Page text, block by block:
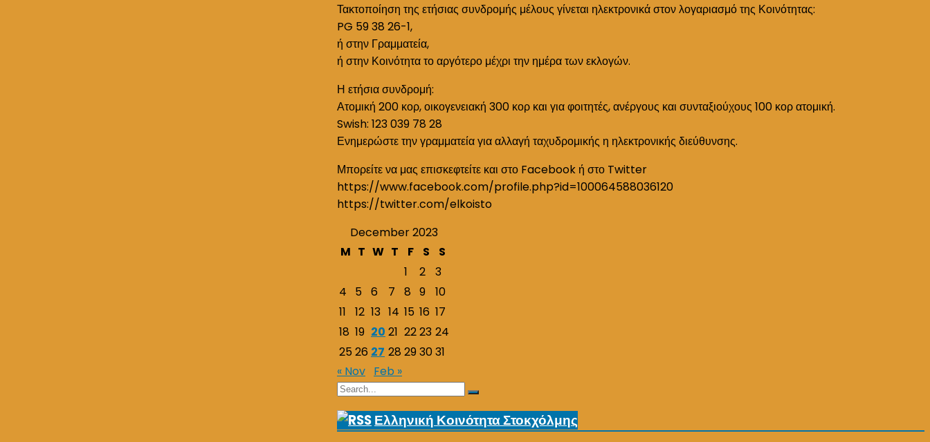
Τακτοποίηση της ετήσιας συνδρομής μέλους γίνεται ηλεκτρονικά στον λογαριασμό της Κοινότητας:
PG 59 38 26-1,
ή στην Γραμματεία,
ή στην Κοινότητα το αργότερο μέχρι την ημέρα των εκλογών.
Η ετήσια συνδρομή:
Ατομική 200 κορ, οικογενειακή 300 κορ και για φοιτητές, ανέργους και συνταξιούχους 100 κορ ατομική.
Swish: 123 039 78 28
Ενημερώστε την γραμματεία για αλλαγή ταχυδρομικής η ηλεκτρονικής διεύθυνσης.
Μπορείτε να μας επισκεφτείτε και στο Facebook ή στο Twitter
https://www.facebook.com/profile.php?id=100064588036120
https://twitter.com/elkoisto
December 2023
M T W T F S
S
1
2
3
4
5 6 7 8 9
10
11
12 13 14 15 16 17
18 19 20 21 2223 24
2526 27 28 293031
« Nov Feb »
Search
Search
Ελληνική Κοινότητα Στοκχόλμης